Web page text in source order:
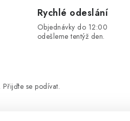
Rychlé odeslání
Objednávky do 12:00
odešleme tentýž den.
se podívat.